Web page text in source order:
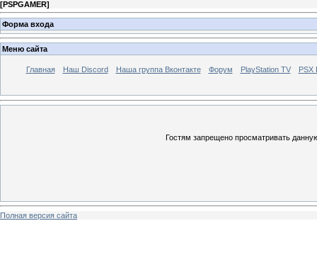
[PSPGAMER]
Форма входа
Меню сайта
Главная Наш Discord Наша группа Вконтакте Форум PlayStation TV PSX
Гостям запрещено просматривать
Полная версия сайта